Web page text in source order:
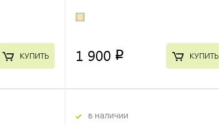
КУПИТЬ 1 900 p КУПИТЬ
в наличии